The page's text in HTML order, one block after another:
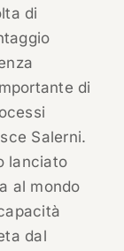
di
di
Salerni.
lanciato
al mondo
dal